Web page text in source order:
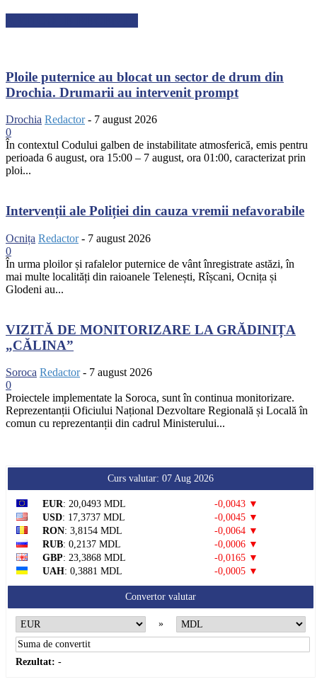
Ploile puternice au blocat un sector de drum din
Drochia. Drumarii au intervenit prompt
Drochia Redactor - 7 august 2026
0
În contextul Codului galben de instabilitate atmosferică, emis pentru
perioada 6 august, ora 15:00 – 7 august, ora 01:00, caracterizat prin
ploi...
Intervenții ale Poliției din cauza vremii nefavorabile
Ocnița Redactor - 7 august 2026
0
În urma ploilor și rafalelor puternice de vânt înregistrate astăzi, în
mai multe localități din raioanele Telenești, Rîșcani, Ocnița și
Glodeni au...
VIZITĂ DE MONITORIZARE LA GRĂDINIȚA
„CĂLINA”
Soroca Redactor - 7 august 2026
0
Proiectele implementate la Soroca, sunt în continua monitorizare.
Reprezentanții Oficiului Național Dezvoltare Regională și Locală în
comun cu reprezentanții din cadrul Ministerului...
Curs valutar: 07 Aug 2026
EUR: 20,0493 MDL
-0,0043 ▼
USD: 17,3737 MDL
-0,0045 ▼
RON: 3,8154 MDL
-0,0064 ▼
RUB: 0,2137 MDL
-0,0006 ▼
GBP: 23,3868 MDL
-0,0165 ▼
UAH: 0,3881 MDL -0,0005 ▼
Convertor valutar
»
Rezultat: -